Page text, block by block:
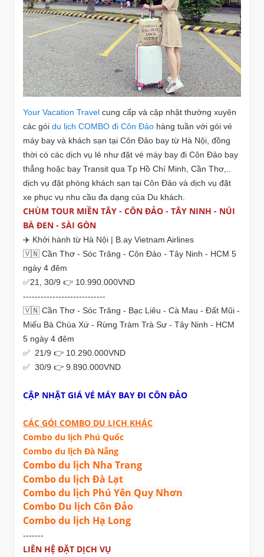
Your Vacation Travel cung cấp và cập nhật thường xuyên
các gói du lịch COMBO đi Côn Đảo hàng tuần với gói vé
máy bay và khách sạn tại Côn Đảo bay từ Hà Nội, đồng
thời có các dịch vụ lẻ như đặt vé máy bay đi Côn Đảo bay
thẳng hoặc bay Transit qua Tp Hồ Chí Minh, Cần Thơ,..
dịch vụ đặt phòng khách sạn tại Côn Đảo và dịch vụ đặt
xe phục vụ nhu cầu đa dạng của Du khách.
CHÙM TOUR MIỀN TÂY - CÔN ĐẢO - TÂY NINH - NÚI
BÀ ĐEN - SÀI GÒN
✈️ Khởi hành từ Hà Nội | B.ay Vietnam Airlines
🇻🇳 Cần Thơ - Sóc Trăng - Côn Đảo - Tây Ninh - HCM 5
ngày 4 đêm
✅21, 30/9 👉 10.990.000VND
----------------------------
🇻🇳 Cần Thơ - Sóc Trăng - Bạc Liêu - Cà Mau - Đất Mũi -
Miếu Bà Chúa Xứ - Rừng Tràm Trà Sư - Tây Ninh - HCM
5 ngày 4 đêm
✅ 21/9 👉 10.290.000VND
✅ 30/9 👉 9.890.000VND
CẬP NHẬT GIÁ VÉ MÁY BAY ĐI CÔN ĐẢO
CÁC GÓI COMBO DU LỊCH KHÁC
Combo du lịch Phú Quốc
Combo du lịch Đà Nẵng
Combo du lịch Nha Trang
Combo du lịch Đà Lạt
Combo du lịch Phú Yên Quy Nhơn
Combo Du lịch Côn Đảo
Combo du lịch Hạ Long
-------
LIÊN HỆ ĐẶT DỊCH VỤ